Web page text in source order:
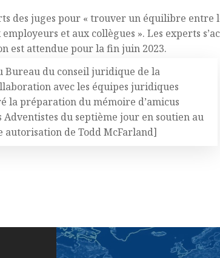
des juges pour « trouver un équilibre
et aux collègues ». Les experts
est attendue pour la fin juin 2023.
Bureau du conseil juridique de la
avec les équipes juridiques
la préparation du mémoire d’amicus
du septième jour en soutien au
autorisation de Todd McFarland]